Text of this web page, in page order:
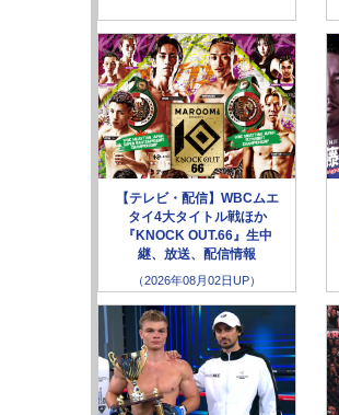
【テレビ・配信】WBCムエ
タイ4大タイトル戦ほか
『KNOCK OUT.66』生中
継、放送、配信情報
（2026年08月02日UP）